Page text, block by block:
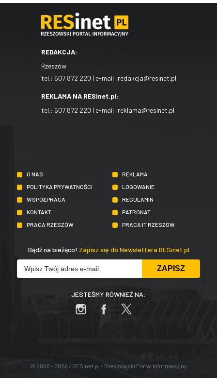
REDAKCJA:
Rzeszów
tel.: 607 872 220 | e-mail: redakcja@resinet.pl
REKLAMA NA RESinet.pl:
tel.: 607 872 220 | e-mail: reklama@resinet.pl
O NAS
REKLAMA
POLITYKA PRYWATNOŚCI
LOGOWANIE
WSPÓŁPRACA
REGULAMIN
KONTAKT
PATRONAT
PRACA RZESZÓW
PRACA IT RZESZÓW
Bądź na bieżąco! Zapisz się do Newslettera RESinet.pl
JESTEŚMY RÓWNIEŻ NA:
© 2000 - 2026 / RESinet.pl - Rzeszowski Portal Informacyjny